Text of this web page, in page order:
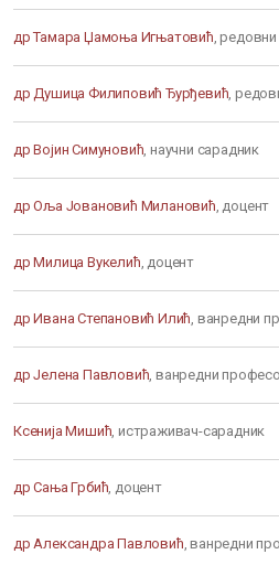
др Тамара Џамоња Игњатовић,
др Душица Филиповић Ђурђевић,
др Војин Симуновић, научни сарадник
др Оља Јовановић Милановић, доцент
др Милица Вукелић, доцент
др Ивана Степановић Илић, ванредни
др Јелена Павловић, ванредни
Ксенија Мишић, истраживач-сарадник
др Сања Грбић, доцент
др Александра Павловић, ванредни